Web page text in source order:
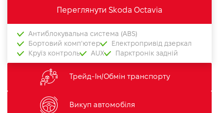
Переглянути Skoda Octavia
Антиблокувальна система (ABS)
Бортовий комп'ютер
Електропривід дзеркал
Круїз контроль
AUX Парктронік задній
Трейд-Ін/Обмін транспорту
Викуп автомобіля